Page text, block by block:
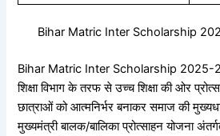
Bihar Matric Inter Scholarship
Bihar Matric Inter Scholarship 2025-
शिक्षा विभाग के तरफ से उच्च शिक्षा की ओर
छात्राओं को आत्मनिर्भर बनाकर समाज की
मुख्यमंत्री बालक/बालिका प्रोत्साहन योजना